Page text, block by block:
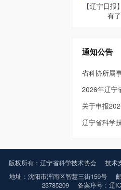
【辽宁日
有
通知公告
版权所有：辽宁省科学技术协会
技术
地址：沈阳市浑南区智慧三街159号
23785209
备案序号：辽